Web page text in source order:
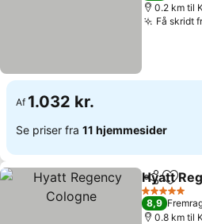
0.2 km til
Få skridt
Af 1.032 kr.
Se priser fra 11 hjemmesider
Del Føj
Hyatt
5 Stjerner
8,9
0.8 km til